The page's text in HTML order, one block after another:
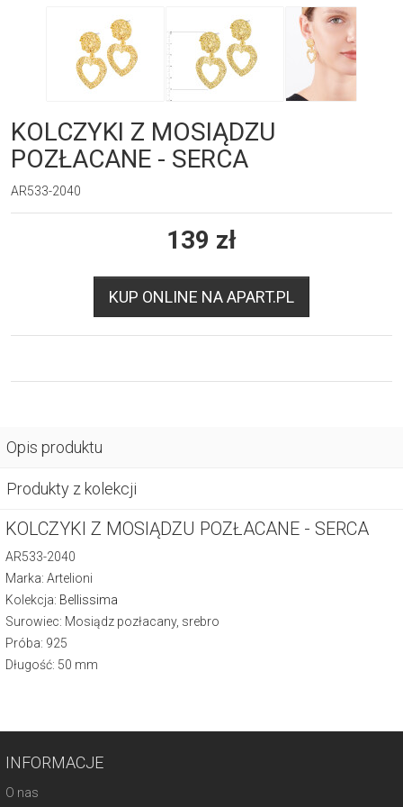
KOLCZYKI Z MOSIĄDZU
POZŁACANE - SERCA
AR533-2040
139 zł
KUP ONLINE NA APART.PL
Opis produktu
Produkty z kolekcji
KOLCZYKI Z MOSIĄDZU POZŁACANE - SERCA
AR533-2040
Marka: Artelioni
Kolekcja: Bellissima
Surowiec: Mosiądz pozłacany, srebro
Próba: 925
Długość: 50 mm
INFORMACJE
O nas